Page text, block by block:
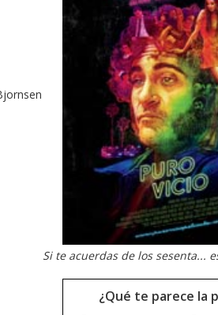
Si te acuerdas de los sesenta...
¿Qué te parece la